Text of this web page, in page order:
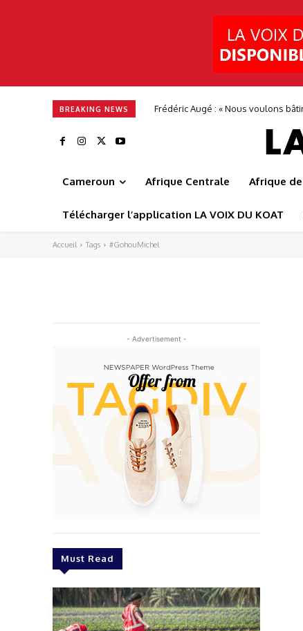
BREAKING NEWS
Frédéric Augé : « Nous voulons
Cameroun Afrique Centrale Afrique de
Télécharger l’application LA VOIX DU KOAT
Accueil Tags #GohouMichel
- Advertisement -
Must Read